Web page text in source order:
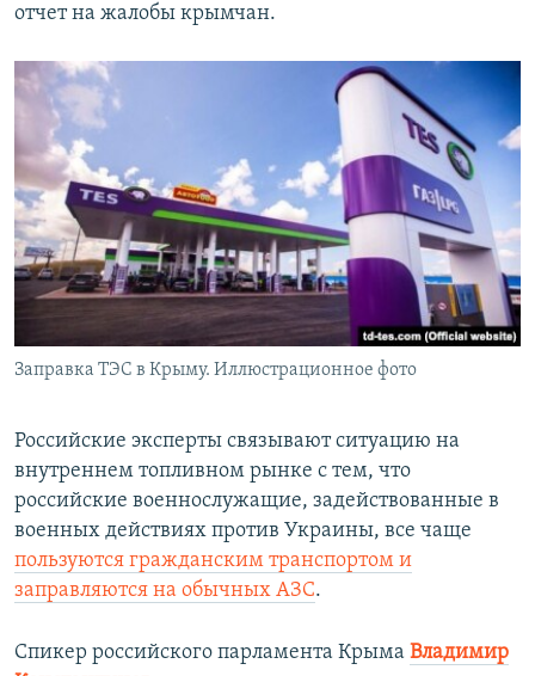
отчет на жалобы крымчан.
Заправка ТЭС в Крыму. Иллюстрационное фото
Российские эксперты связывают ситуацию на
внутреннем топливном рынке с тем, что
российские военнослужащие, задействованные в
военных действиях против Украины, все чаще
пользуются гражданским транспортом и
заправляются на обычных АЗС.
Спикер российского парламента Крыма Владимир